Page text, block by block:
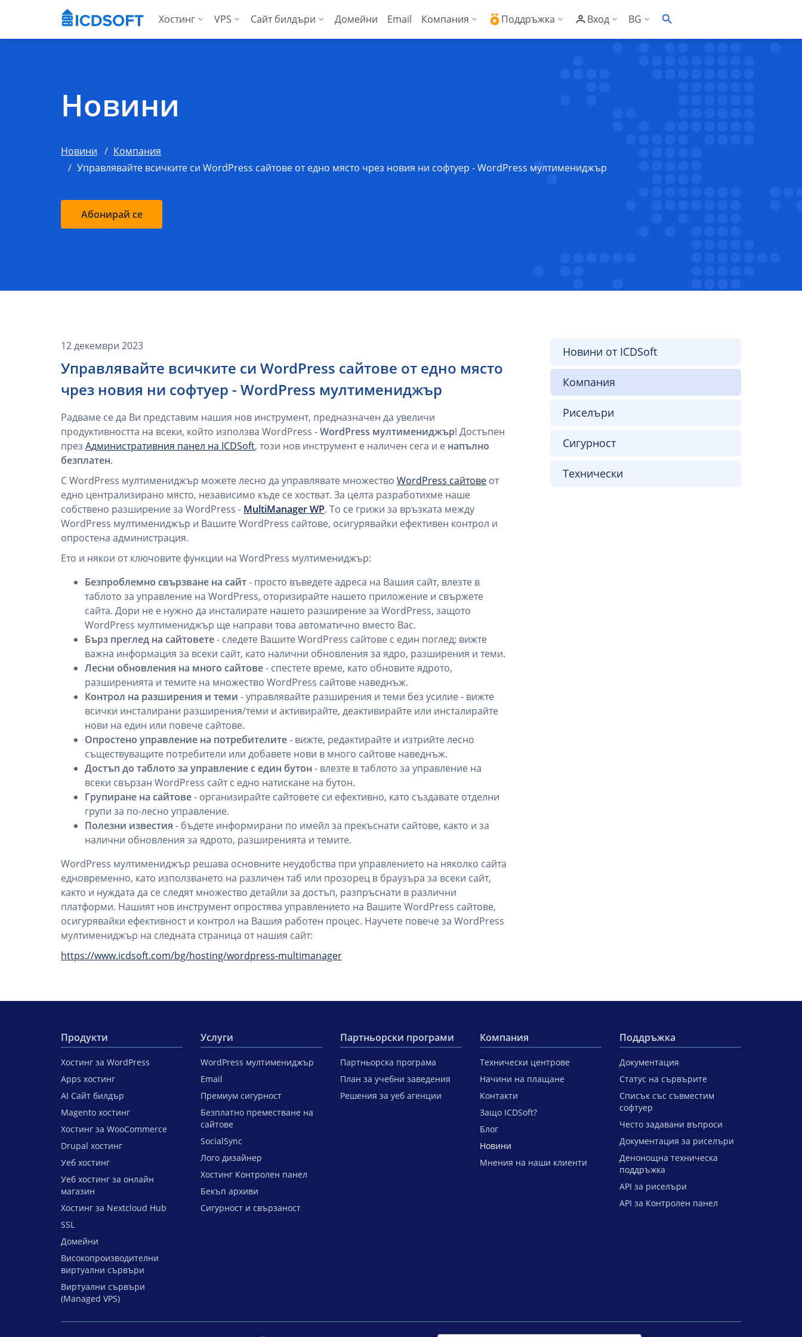
Хостинг
За агенции
VPS Сайт билдъри Домейни Email Компания Поддръжка Вход BG
Новини
Новини
Компания
Управлявайте всичките си WordPress сайтове от едно място чрез новия ни софтуер - WordPress мултимениджър
Абонирай се
Новини от ICDSoft
Компания
Риселъри
Сигурност
Технически
12 декември 2023
Управлявайте всичките си WordPress сайтове от едно място
чрез новия ни софтуер - WordPress мултимениджър
Радваме се да Ви представим нашия нов инструмент, предназначен да увеличи
продуктивността на всеки, който използва WordPress -WordPress мултимениджър! Достъпен
през Административния панел на ICDSoft, този нов инструмент е наличен сега и е напълно
безплатен.
С WordPress мултимениджър можете лесно да управлявате множество WordPress сайтове от
едно централизирано място, независимо къде се хостват. За целта разработихме наше
собствено разширение за WordPress - MultiManager WP. То се грижи за връзката между
WordPress мултимениджър и Вашите WordPress сайтове, осигурявайки ефективен контрол и
опростена администрация.
Ето и някои от ключовите функции на WordPress мултимениджър:
Безпроблемно свързване на сайт- просто въведете адреса на Вашия сайт, влезте в
таблото за управление на WordPress, оторизирайте нашето приложение и свържете
сайта. Дори не е нужно да инсталирате нашето разширение за WordPress, защото
WordPress мултимениджър ще направи това автоматично вместо Вас.
Бърз преглед на сайтовете- следете Вашите WordPress сайтове с един поглед; вижте
важна информация за всеки сайт, като налични обновления за ядро, разширения и теми.
Лесни обновления на много сайтове- спестете време, като обновите ядрото,
разширенията и темите на множество WordPress сайтове наведнъж.
Контрол на разширения и теми - управлявайте разширения и теми без усилие - вижте
всички инсталирани разширения/теми и активирайте, деактивирайте или инсталирайте
нови на един или повече сайтове.
Опростено управление на потребителите- вижте, редактирайте и изтрийте лесно
съществуващите потребители или добавете нови в много сайтове наведнъж.
Достъп до таблото за управление с един бутон - влезте в таблото за управление на
всеки свързан WordPress сайт с едно натискане на бутон.
Групиране на сайтове- организирайте сайтовете си ефективно, като създавате отделни
групи за по-лесно управление.
Полезни известия - бъдете информирани по имейл за прекъснати сайтове, както и за
налични обновления за ядрото, разширенията и темите.
WordPress мултимениджър решава основните неудобства при управлението на няколко сайта
едновременно, като използването на различен таб или прозорец в браузъра за всеки сайт,
както и нуждата да се следят множество детайли за достъп, разпръснати в различни
платформи. Нашият нов инструмент опростява управлението на Вашите WordPress сайтове,
осигурявайки ефективност и контрол на Вашия работен процес. Научете повече за WordPress
мултимениджър на следната страница от нашия сайт:
https://www.icdsoft.com/bg/hosting/wordpress-multimanager
Продукти
Хостинг за WordPress
Apps хостинг
AI Сайт билдър
Magento хостинг
Хостинг за WooCommerce
Drupal хостинг
Уеб хостинг
Уеб хостинг за онлайн
магазин
Хостинг за Nextcloud Hub
SSL
Домейни
Високопроизводителни
виртуални сървъри
Виртуални сървъри
(Managed VPS)
Услуги
WordPress мултимениджър
Email
Премиум сигурност
Безплатно преместване на
сайтове
SocialSync
Лого дизайнер
Хостинг Контролен панел
Бекъп архиви
Сигурност и свързаност
Партньорски програми
Партньорска програма
План за учебни заведения
Решения за уеб агенции
Компания
Технически центрове
Начини на плащане
Контакти
Защо ICDSoft?
Блог
Новини
Мнения на наши клиенти
Поддръжка
Документация
Статус на сървърите
Списък със съвместим
софтуер
Често задавани въпроси
Документация за риселъри
Денонощна техническа
поддръжка
API за риселъри
API за Контролен панел